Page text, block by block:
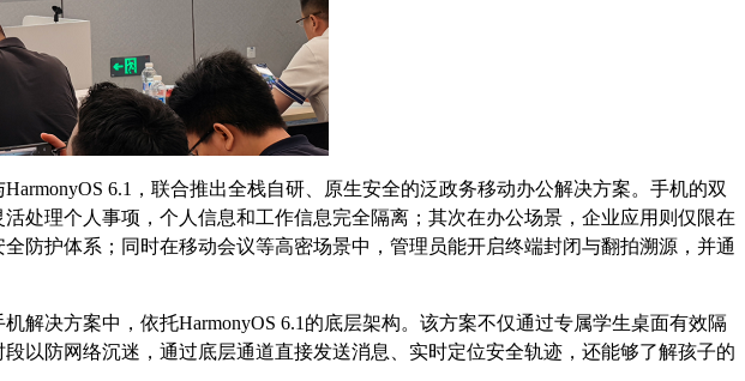
6.1，联合推出全栈自研、原生安全的泛政务移动办公解决方案。手机的双
处理个人事项，个人信息和工作信息完全隔离；其次在办公场景，企业应用则仅限在
防护体系；同时在移动会议等高密场景中，管理员能开启终端封闭与翻拍溯源，并通
决方案中，依托HarmonyOS 6.1的底层架构。该方案不仅通过专属学生桌面有效隔
以防网络沉迷，通过底层通道直接发送消息、实时定位安全轨迹，还能够了解孩子的